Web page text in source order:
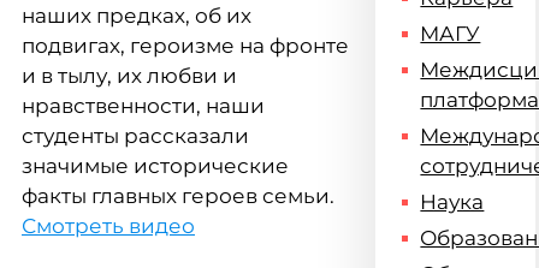
наших предках, об их
подвигах, героизме на фронте
и в тылу, их любви и
нравственности, наши
студенты рассказали
значимые исторические
факты главных героев семьи.
Смотреть видео
МАГУ
платформа
Наука